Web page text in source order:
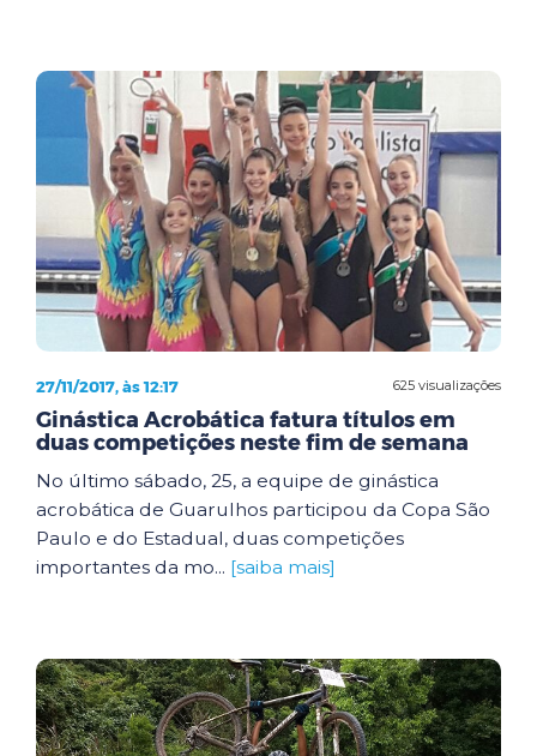
625 visualizações
27/11/2017, às 12:17
Ginástica Acrobática fatura títulos em
duas competições neste fim de semana
No último sábado, 25, a equipe de ginástica
acrobática de Guarulhos participou da Copa São
Paulo e do Estadual, duas competições
importantes da mo... [saiba mais]